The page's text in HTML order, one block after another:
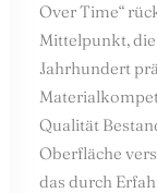
Over Time“
Mittelpunkt,
Jahrhundert
Qualität
Oberfläche
das durch